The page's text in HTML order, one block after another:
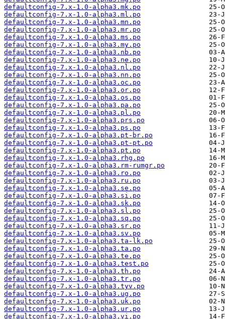
defaultconfig-7.x-1.0-alpha3.mk.po
defaultconfig-7.x-1.0-alpha3.ml.po
defaultconfig-7.x-1.0-alpha3.mn.po
defaultconfig-7.x-1.0-alpha3.mr.po
defaultconfig-7.x-1.0-alpha3.ms.po
defaultconfig-7.x-1.0-alpha3.my.po
defaultconfig-7.x-1.0-alpha3.nb.po
defaultconfig-7.x-1.0-alpha3.ne.po
defaultconfig-7.x-1.0-alpha3.nl.po
defaultconfig-7.x-1.0-alpha3.nn.po
defaultconfig-7.x-1.0-alpha3.oc.po
defaultconfig-7.x-1.0-alpha3.or.po
defaultconfig-7.x-1.0-alpha3.os.po
defaultconfig-7.x-1.0-alpha3.pa.po
defaultconfig-7.x-1.0-alpha3.pl.po
defaultconfig-7.x-1.0-alpha3.prs.po
defaultconfig-7.x-1.0-alpha3.ps.po
defaultconfig-7.x-1.0-alpha3.pt-br.po
defaultconfig-7.x-1.0-alpha3.pt-pt.po
defaultconfig-7.x-1.0-alpha3.pt.po
defaultconfig-7.x-1.0-alpha3.rhg.po
defaultconfig-7.x-1.0-alpha3.rm-rumgr.po
defaultconfig-7.x-1.0-alpha3.ro.po
defaultconfig-7.x-1.0-alpha3.ru.po
defaultconfig-7.x-1.0-alpha3.se.po
defaultconfig-7.x-1.0-alpha3.si.po
defaultconfig-7.x-1.0-alpha3.sk.po
defaultconfig-7.x-1.0-alpha3.sl.po
defaultconfig-7.x-1.0-alpha3.sq.po
defaultconfig-7.x-1.0-alpha3.sr.po
defaultconfig-7.x-1.0-alpha3.sv.po
defaultconfig-7.x-1.0-alpha3.ta-lk.po
defaultconfig-7.x-1.0-alpha3.ta.po
defaultconfig-7.x-1.0-alpha3.te.po
defaultconfig-7.x-1.0-alpha3.test.po
defaultconfig-7.x-1.0-alpha3.th.po
defaultconfig-7.x-1.0-alpha3.tr.po
defaultconfig-7.x-1.0-alpha3.tyv.po
defaultconfig-7.x-1.0-alpha3.ug.po
defaultconfig-7.x-1.0-alpha3.uk.po
defaultconfig-7.x-1.0-alpha3.ur.po
defaultconfig-7.x-1.0-alpha3.vi.po